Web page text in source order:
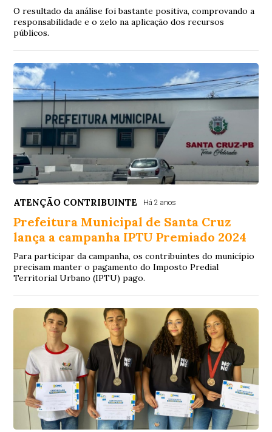
O resultado da análise foi bastante positiva, comprovando a
responsabilidade e o zelo na aplicação dos recursos
públicos.
ATENÇÃO CONTRIBUINTE Há 2 anos
Prefeitura Municipal de Santa Cruz
lança a campanha IPTU Premiado 2024
Para participar da campanha, os contribuintes do município
precisam manter o pagamento do Imposto Predial
Territorial Urbano (IPTU) pago.